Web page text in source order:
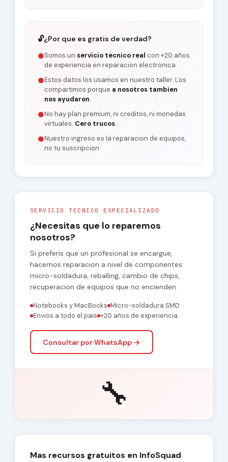
🔓¿Por que es gratis de verdad?
●Somos un servicio tecnico real con +20 años
de experiencia en reparacion electronica.
●Estos datos los usamos en nuestro taller. Los
compartimos porque a nosotros tambien
nos ayudaron.
●No hay plan premium, ni creditos, ni monedas
virtuales. Cero trucos.
●Nuestro ingreso es la reparacion de equipos,
no tu suscripcion.
SERVICIO TECNICO ESPECIALIZADO
¿Necesitas que lo reparemos
nosotros?
Si preferis que un profesional se encargue,
hacemos reparacion a nivel de componentes:
micro-soldadura, reballing, cambio de chips,
recuperacion de equipos que no encienden.
Notebooks y MacBooks Micro-soldadura SMD
Envios a todo el pais +20 años de experiencia
Consultar por WhatsApp →
🔧
Mas recursos gratuitos en InfoSquad